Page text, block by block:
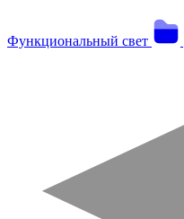
Функциональный свет